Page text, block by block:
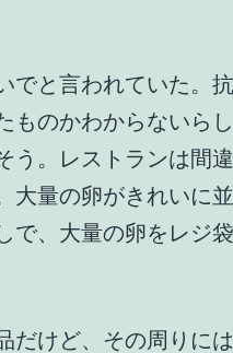
でと言われていた。
ものかわからないら
う。レストランは間
大量の卵がきれいに
で、大量の卵をレジ
だけど、その周りに